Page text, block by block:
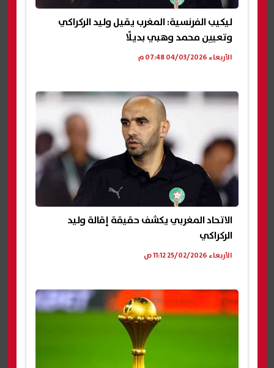
ليكيب الفرنسية: المغرب يقيل وليد الركراكي
وتعيين محمد وهبي بديلًا
الأربعاء 04/03/2026 07:48 م
الاتحاد المغربي يكشف حقيقة إقالة وليد
الركراكي
الأربعاء 25/02/2026 11:12 ص